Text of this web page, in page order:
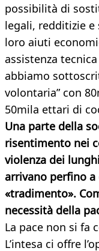
possibilità di
legali, redditizie
loro aiuti
assistenza
abbiamo
volontaria” con
50mila ettari di
Una parte della
risentimento nei
violenza dei
arrivano perfino a
«tradimento».
necessità della
La pace non si fa
L’intesa ci offre